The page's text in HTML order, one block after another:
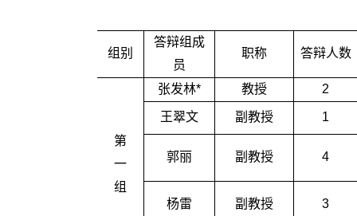
组别
答辩组成
员
职称 答辩人数
第
一
组
张发林* 教授 2
王翠文 副教授 1
郭丽 副教授 4
杨雷 副教授 3